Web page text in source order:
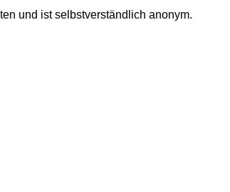
und ist selbstverständlich anonym.